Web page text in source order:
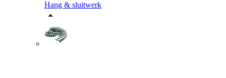
Hang & sluitwerk